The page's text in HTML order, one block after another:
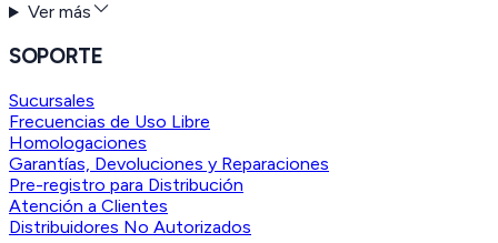
Ver más
SOPORTE
Sucursales
Frecuencias de Uso Libre
Homologaciones
Garantías, Devoluciones y Reparaciones
Pre-registro para Distribución
Atención a Clientes
Distribuidores No Autorizados